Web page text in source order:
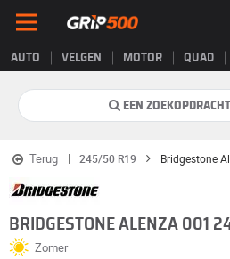
AUTO VELGEN MOTOR QUAD
EEN
Terug 245/50 R19 Bridgestone
BRIDGESTONE ALENZA 001
Zomer